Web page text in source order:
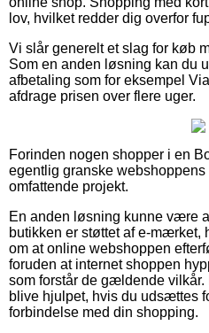
lov, hvilket redder dig overfor
Vi slår generelt et slag for køb
Som en anden løsning kan du
afbetaling som for eksempel
afdrage prisen over flere uger.
Forinden nogen shopper i en
egentlig granske
omfattende projekt.
En anden løsning kunne være
butikken er støttet af e-
om at online webshoppen
foruden at internet shoppen
som forstår de gældende
blive hjulpet, hvis du udsættes
forbindelse med din shopping.